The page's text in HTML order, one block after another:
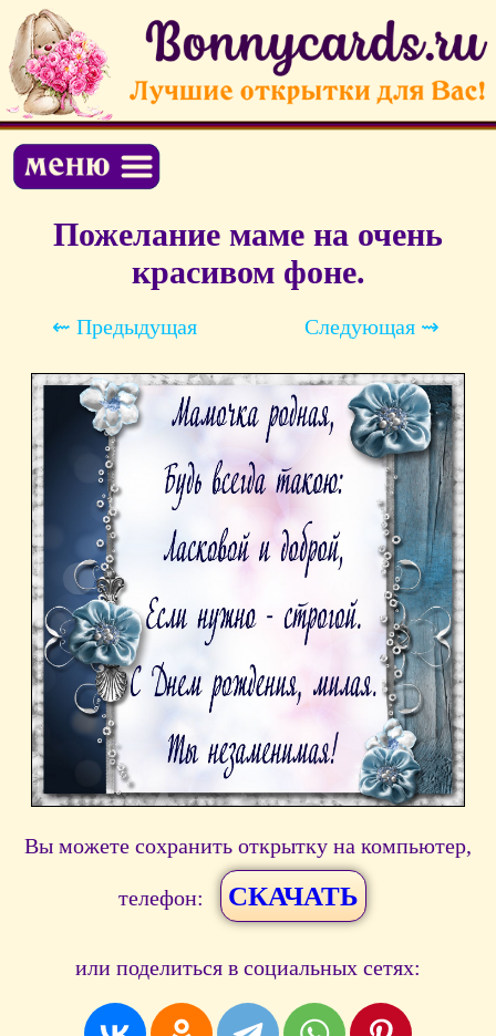
Пожелание маме на очень
красивом фоне.
⇜ Предыдущая Следующая ⇝
Вы можете сохранить открытку на компьютер,
телефон: СКАЧАТЬ
или поделиться в социальных сетях: